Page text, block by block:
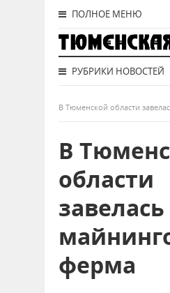
ПОЛНОЕ МЕНЮ
РУБРИКИ НОВОСТЕЙ
В Тюменской области
В
области
завелась
ферма